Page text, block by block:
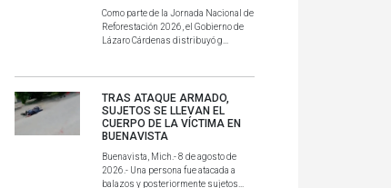
Como parte de la Jornada Nacional de
Reforestación 2026, el Gobierno de
Lázaro Cárdenas distribuyó g...
TRAS ATAQUE ARMADO,
SUJETOS SE LLEVAN EL
CUERPO DE LA VÍCTIMA EN
BUENAVISTA
Buenavista, Mich.- 8 de agosto de
2026.- Una persona fue atacada a
balazos y posteriormente sujetos...